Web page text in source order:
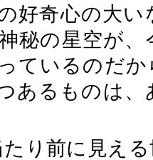
好奇心の大
秘の星空が
ているのだ
あるものは
り前に見え